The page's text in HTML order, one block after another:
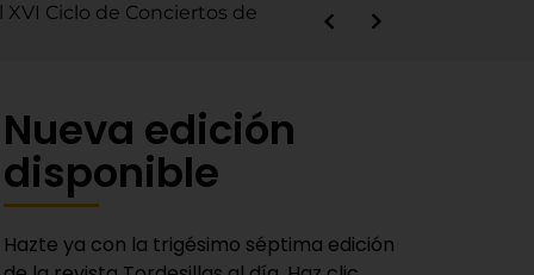
temporada en Segunda
Nieves
Ciclo de Conciertos de
sábado
la salida de Víctor Alonso
Fiestas del Novillo
Bravas y logra un puesto
adaptado a la actualidad»
Nueva edición
disponible
Hazte ya con la trigésimo séptima edición